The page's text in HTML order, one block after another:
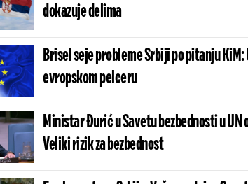
dokazuje delima
Brisel seje probleme Srbiji po pitanju KiM:
evropskom pelceru
Ministar Đurić u Savetu bezbednosti u UN
Veliki rizik za bezbednost